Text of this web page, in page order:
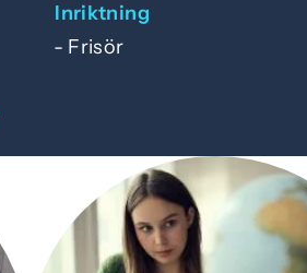
Inriktning
Frisör